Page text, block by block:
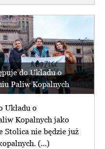
do Układu o
Paliw Kopalnych
Układu o
Kopalnych jako
Stolica nie będzie już
(...)